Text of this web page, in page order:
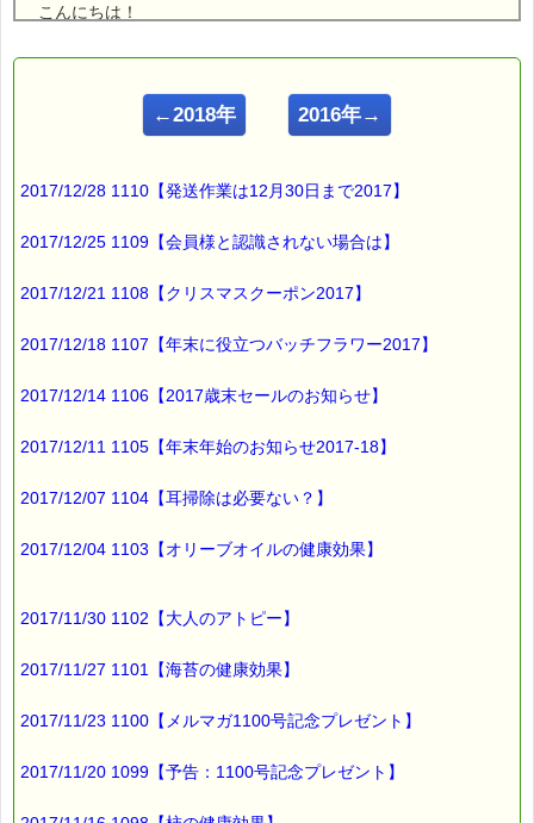
こんにちは！
━━━━━━━━━━━━━━━━
■ｅパスタイム通信 2017.09.28 VOL.1084号
慶応大のチームが
25年間追跡調査した結果
青魚などの魚介をよく食べる人は、
あまり食べない人より
うつ病になる危険性が低い
ということがわかったそうです (^o^)
オメガ３脂肪酸に分類される脂肪酸の
うつ病の発症率が低くなる
サバやサケなどの大きめの切り身を
毎日食べると良いそうです。
←2018年 2016年→
2017/12/28 1110【発送作業は12月30日まで2017】
2017/12/25 1109【会員様と認識されない場合は】
2017/12/21 1108【クリスマスクーポン2017】
2017/12/18 1107【年末に役立つバッチフラワー2017】
2017/12/14 1106【2017歳末セールのお知らせ】
2017/12/11 1105【年末年始のお知らせ2017-18】
2017/12/07 1104【耳掃除は必要ない？】
2017/12/04 1103【オリーブオイルの健康効果】
2017/11/30 1102【大人のアトピー】
2017/11/27 1101【海苔の健康効果】
2017/11/23 1100【メルマガ1100号記念プレゼント】
2017/11/20 1099【予告：1100号記念プレゼント】